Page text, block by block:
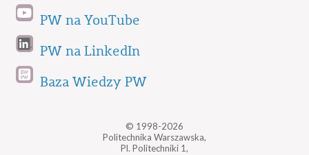
PW na YouTube
PW na LinkedIn
Baza Wiedzy PW
© 1998-2026
Politechnika Warszawska,
Pl. Politechniki 1,